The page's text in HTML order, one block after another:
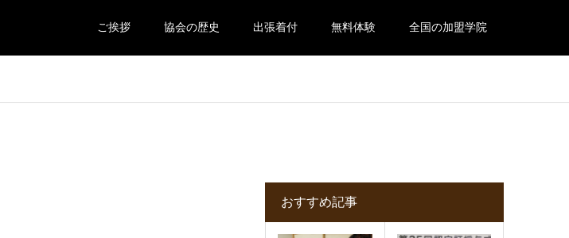
ご挨拶 協会の歴史 出張着付 無料体験 全国の加盟学院
おすすめ記事